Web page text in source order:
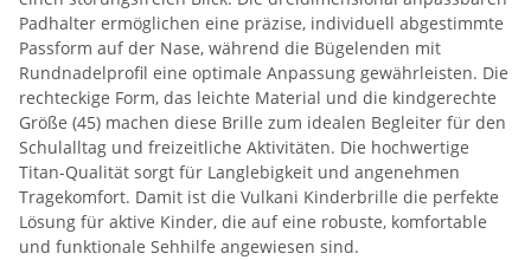
Padhalter ermöglichen eine präzise, individuell abgestimmte
Passform auf der Nase, während die Bügelenden mit
Rundnadelprofil eine optimale Anpassung gewährleisten. Die
rechteckige Form, das leichte Material und die kindgerechte
Größe (45) machen diese Brille zum idealen Begleiter für den
Schulalltag und freizeitliche Aktivitäten. Die hochwertige
Titan-Qualität sorgt für Langlebigkeit und angenehmen
Tragekomfort. Damit ist die Vulkani Kinderbrille die perfekte
Lösung für aktive Kinder, die auf eine robuste, komfortable
und funktionale Sehhilfe angewiesen sind.